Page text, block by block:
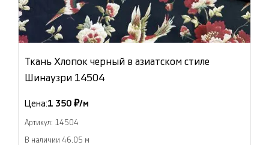
Ткань Хлопок черный в азиатском стиле
Шинаузри 14504
Цена:1 350 ₽/м
Артикул: 14504
В наличии 46.05 м